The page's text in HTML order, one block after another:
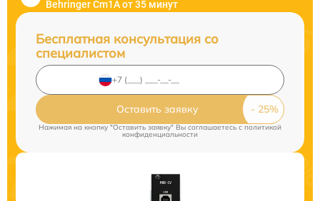
Behringer Cm1A от 35 минут
Бесплатная консультация со
специалистом
Оставить заявку
Нажимая на кнопку "Оставить заявку" Вы соглашаетесь cполитикой
конфиденциальности